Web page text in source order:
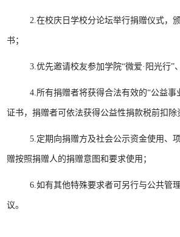
2.在校庆日学校分论坛举行捐赠仪式，
书；
3.优先邀请校友参加学院“微爱·阳光行”
4.所有捐赠者将获得合法有效的“公益事
证书，捐赠者可依法获得公益性捐款税前扣除
5.定期向捐赠方及社会公示资金使用、
赠按照捐赠人的捐赠意图和要求使用；
6.如有其他特殊要求者可另行与公共管
议。